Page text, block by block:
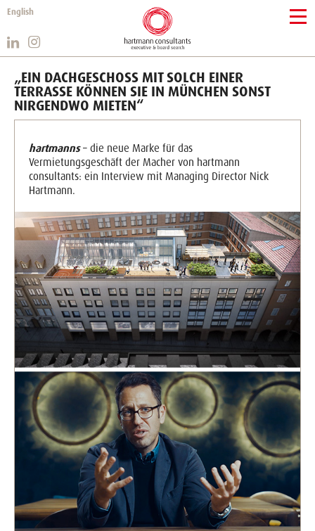
English
„EIN DACHGESCHOSS MIT SOLCH EINER
TERRASSE KÖNNEN SIE IN MÜNCHEN SONST
NIRGENDWO MIETEN“
hartmanns– die neue Marke für das
Vermietungsgeschäft der Macher von hartmann
consultants: ein Interview mit Managing Director Nick
Hartmann.